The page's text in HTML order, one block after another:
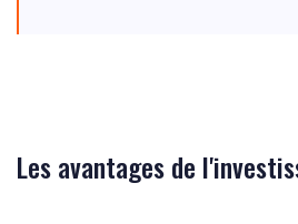
Les avantages de